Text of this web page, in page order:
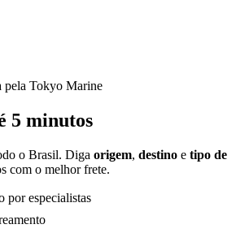
pela Tokyo Marine
5 minutos
o Brasil. Diga origem, destino e tipo de
com o melhor frete.
por especialistas